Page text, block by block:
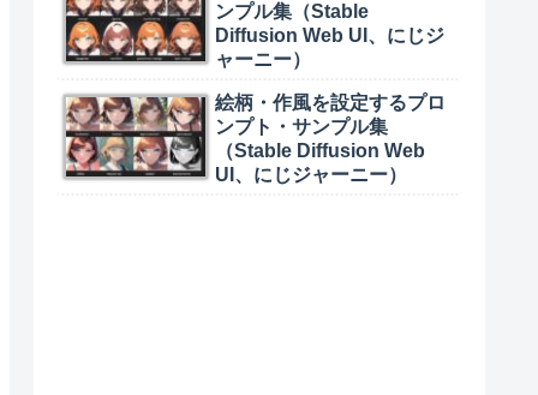
512, True, 0.7, 2, 'Latent', 0, 0, 0, 'Use
ンプル集（Stable
Diffusion Web UI、にじジ
ャーニー）
絵柄・作風を設定するプロ
ンプト・サンプル集
（Stable Diffusion Web
UI、にじジャーニー）